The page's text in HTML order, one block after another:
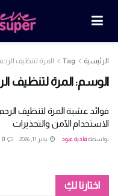
الرئيسية Tag المرة لتنظيف الرحم
الوسم:المرة لتنظيف
فوائد عشبة المرة لتنظيف
الاستخدام الآمن والتحذيرات
بواسطةفادية عبود يناير 11, 2026 0
اختارنا لكِ